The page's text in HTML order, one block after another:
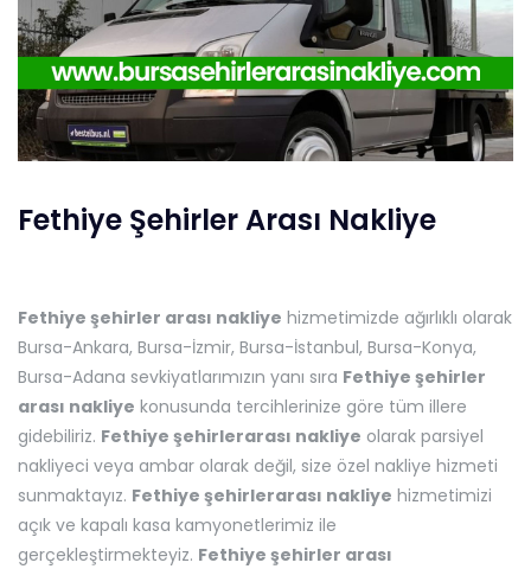
Fethiye Şehirler Arası Nakliye
Fethiye şehirler arası nakliye hizmetimizde ağırlıklı olarak
Bursa-Ankara, Bursa-İzmir, Bursa-İstanbul, Bursa-Konya,
Bursa-Adana sevkiyatlarımızın yanı sıra Fethiye şehirler
arası nakliye konusunda tercihlerinize göre tüm illere
gidebiliriz. Fethiye şehirlerarası nakliye olarak parsiyel
nakliyeci veya ambar olarak değil, size özel nakliye hizmeti
sunmaktayız. Fethiye şehirlerarası nakliye hizmetimizi
açık ve kapalı kasa kamyonetlerimiz ile
gerçekleştirmekteyiz. Fethiye şehirler arası